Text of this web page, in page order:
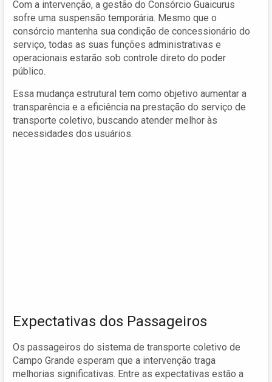
Com a intervenção, a gestão do Consórcio Guaicurus
sofre uma suspensão temporária. Mesmo que o
consórcio mantenha sua condição de concessionário do
serviço, todas as suas funções administrativas e
operacionais estarão sob controle direto do poder
público.
Essa mudança estrutural tem como objetivo aumentar a
transparência e a eficiência na prestação do serviço de
transporte coletivo, buscando atender melhor às
necessidades dos usuários.
Expectativas dos Passageiros
Os passageiros do sistema de transporte coletivo de
Campo Grande esperam que a intervenção traga
melhorias significativas. Entre as expectativas estão a